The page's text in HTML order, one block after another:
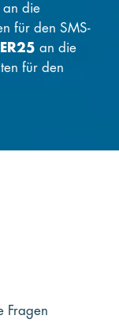
an die
für den SMS-
an die
für den
Fragen